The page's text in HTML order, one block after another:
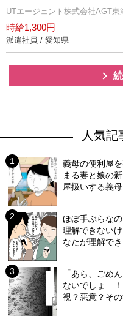
UTエージェント株式会社AGT東
時給1,300円
派遣社員 / 愛知県
人気記
義母の便利屋
まる妻と娘の
屋扱いする義母
ほぼ手ぶらな
理解できない
なたが理解でき
「あら、ごめ
ないでしょ…
視？悪意？そ